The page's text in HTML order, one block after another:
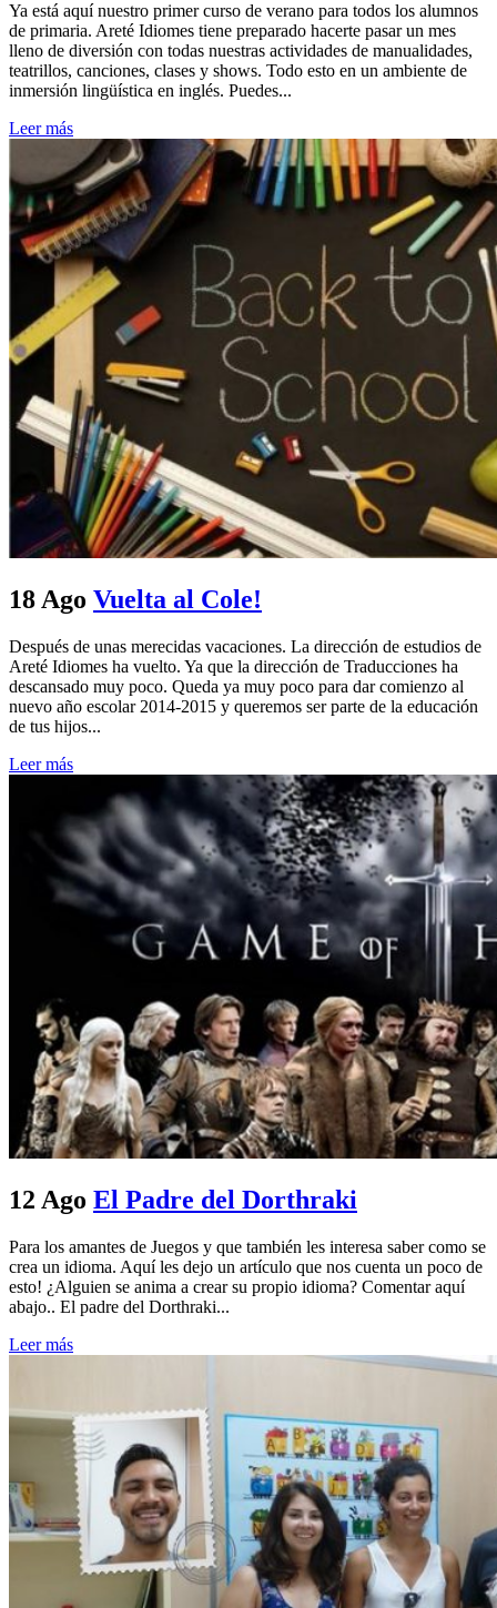
Ya está aquí nuestro primer curso de verano para todos los alumnos
de primaria. Areté Idiomes tiene preparado hacerte pasar un mes
lleno de diversión con todas nuestras actividades de manualidades,
teatrillos, canciones, clases y shows. Todo esto en un ambiente de
inmersión lingüística en inglés. Puedes...
Leer más
18 Ago Vuelta al Cole!
Después de unas merecidas vacaciones. La dirección de estudios de
Areté Idiomes ha vuelto. Ya que la dirección de Traducciones ha
descansado muy poco. Queda ya muy poco para dar comienzo al
nuevo año escolar 2014-2015 y queremos ser parte de la educación
de tus hijos...
Leer más
12 Ago El Padre del Dorthraki
Para los amantes de Juegos y que también les interesa saber como se
crea un idioma. Aquí les dejo un artículo que nos cuenta un poco de
esto! ¿Alguien se anima a crear su propio idioma? Comentar aquí
abajo.. El padre del Dorthraki...
Leer más